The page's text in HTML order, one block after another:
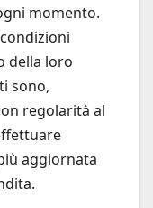
momento.
della loro
sono,
regolarità al
aggiornata